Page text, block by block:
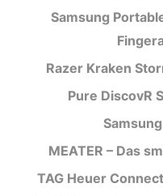
Samsung
Razer Kraken
Pure DiscovR
MEATER – Das
TAG Heuer